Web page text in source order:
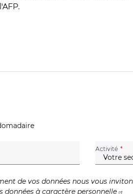
Activité
de vos données nous vous
données à caractère personnelle